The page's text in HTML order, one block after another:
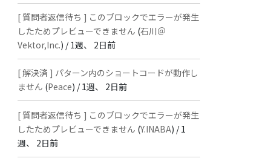
[ 質問者返信待ち ] このブロックでエラーが発生
したためプレビューできません (石川＠
Vektor,Inc.) /1週、 2日前
[ 解決済 ] パターン内のショートコードが動作し
ません (Peace) /1週、 2日前
[ 質問者返信待ち ] このブロックでエラーが発生
したためプレビューできません (Y.INABA) /1
週、 2日前